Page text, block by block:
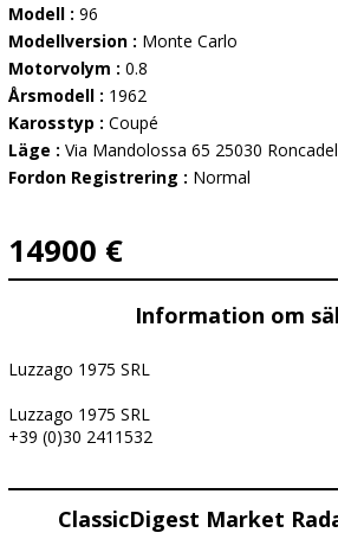
Modell : 96
Modellversion : Monte Carlo
Motorvolym : 0.8
Årsmodell : 1962
Karosstyp : Coupé
Läge : Via Mandolossa 65 25030
Fordon Registrering : Normal
14900 €
Information om
Luzzago 1975 SRL
Luzzago 1975 SRL
+39 (0)30 2411532
ClassicDigest Market